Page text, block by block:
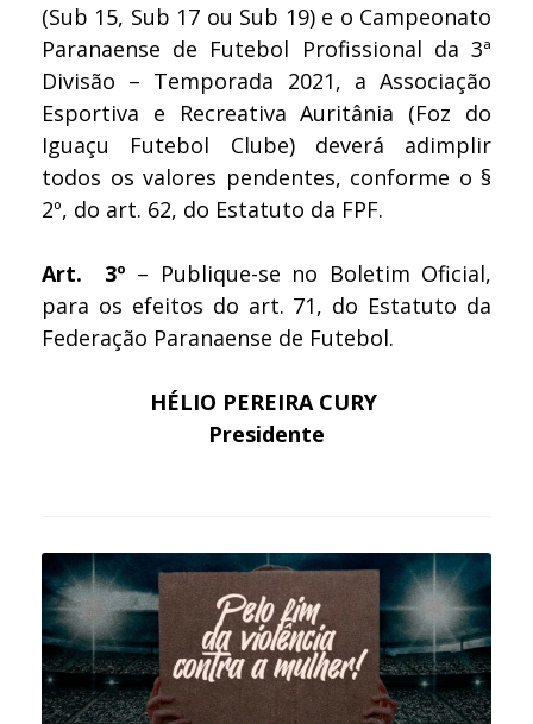
(Sub 15, Sub 17 ou Sub 19) e o Campeonato
Paranaense de Futebol Profissional da 3ª
Divisão – Temporada 2021, a Associação
Esportiva e Recreativa Auritânia (Foz do
Iguaçu Futebol Clube) deverá adimplir
todos os valores pendentes, conforme o §
2º, do art. 62, do Estatuto da FPF.
Art. 3º – Publique-se no Boletim Oficial,
para os efeitos do art. 71, do Estatuto da
Federação Paranaense de Futebol.
HÉLIO PEREIRA CURY
Presidente